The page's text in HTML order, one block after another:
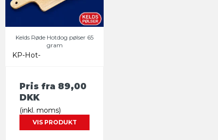
Kelds Røde Hotdog pølser 65
gram
KP-Hot-
Pris fra 89,00
DKK
(inkl. moms)
VIS PRODUKT